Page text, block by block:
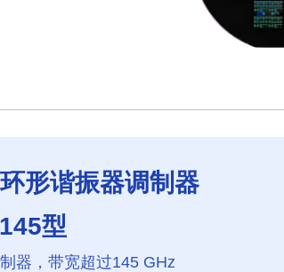
形谐振器调制器
型
器，带宽超过145 GHz